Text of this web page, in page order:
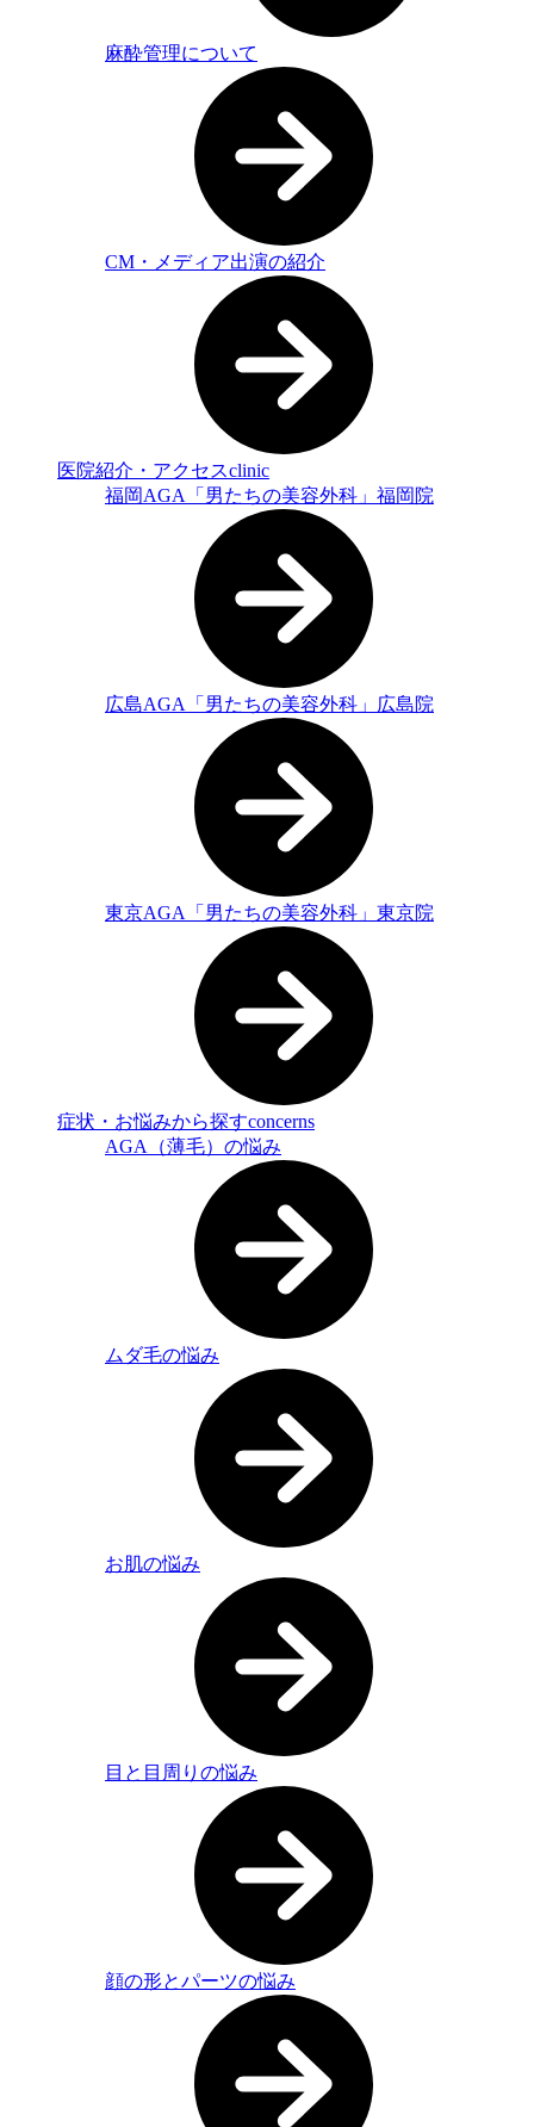
麻酔管理について
CM・メディア出演の紹介
医院紹介・アクセスclinic
福岡AGA「男たちの美容外科」福岡院
広島AGA「男たちの美容外科」広島院
東京AGA「男たちの美容外科」東京院
症状・お悩みから探すconcerns
AGA（薄毛）の悩み
ムダ毛の悩み
お肌の悩み
目と目周りの悩み
顔の形とパーツの悩み